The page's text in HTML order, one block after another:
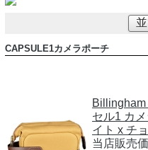
CAPSULE1カメラポーチ
セル1 カ
イト x チ
当店販売